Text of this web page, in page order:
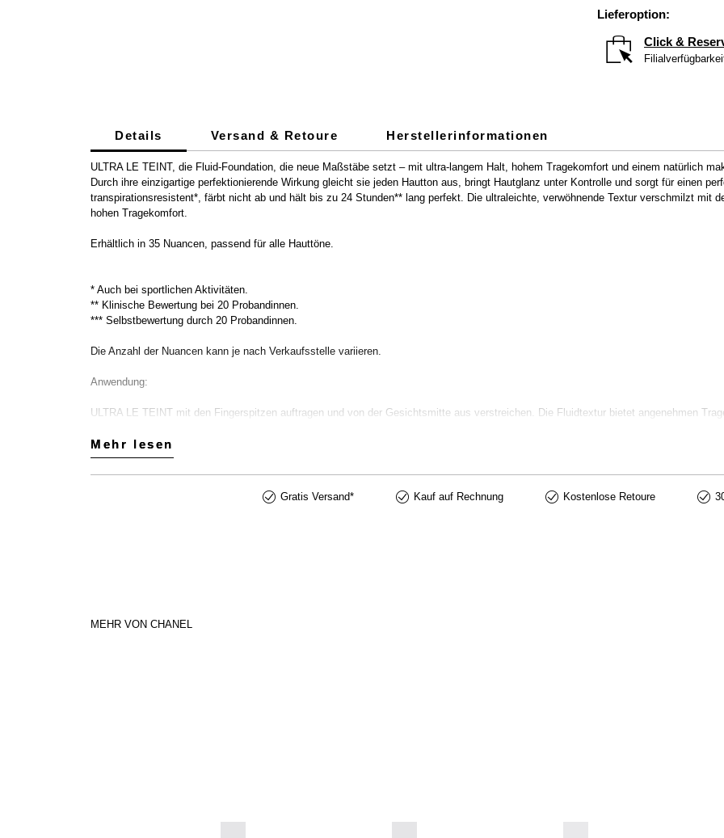
Lieferoption:
Click &
Details Versand & Retoure Herstellerinformationen
ULTRA LE TEINT, die Fluid-Foundation, die neue Maßstäbe setzt – mit ultra-langem Halt, hohem Tragekomfort und einem natürlich
Durch ihre einzigartige perfektionierende Wirkung gleicht sie jeden Hautton aus, bringt Hautglanz unter Kontrolle und sorgt für einen
transpirationsresistent*, färbt nicht ab und hält bis zu 24 Stunden** lang perfekt. Die ultraleichte, verwöhnende Textur verschmilzt mit
hohen Tragekomfort.
Erhältlich in 35 Nuancen, passend für alle Hauttöne.
* Auch bei sportlichen Aktivitäten.
** Klinische Bewertung bei 20 Probandinnen.
*** Selbstbewertung durch 20 Probandinnen.
Die Anzahl der Nuancen kann je nach Verkaufsstelle variieren.
Anwendung:
ULTRA LE TEINT mit den Fingerspitzen auftragen und von der Gesichtsmitte aus verstreichen. Die Fluidtextur bietet angenehmen
ULTRA LE TEINT kann auch mit dem Pinsel LE PINCEAU TEINT 2 EN 1 FLUIDE ET POUDRE N°101 aufgetragen werden. Ein paar
Pinsel aufnehmen und gleichmäßig von innen nach außen auftragen und verstreichen.
Mehr lesen
Mehr lesen
Gratis Versand* Kauf auf Rechnung Kostenlose Retoure
MEHR VON CHANEL